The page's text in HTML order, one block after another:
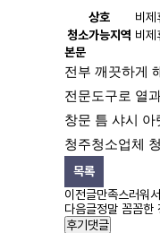
상호 비제
청소가능지역 비제
본문
전부 깨끗하게
전문도구로 열
창문 틈 샤시
청주청소업체
목록
이전글만족스러워
다음글정말 꼼꼼한
후기댓글